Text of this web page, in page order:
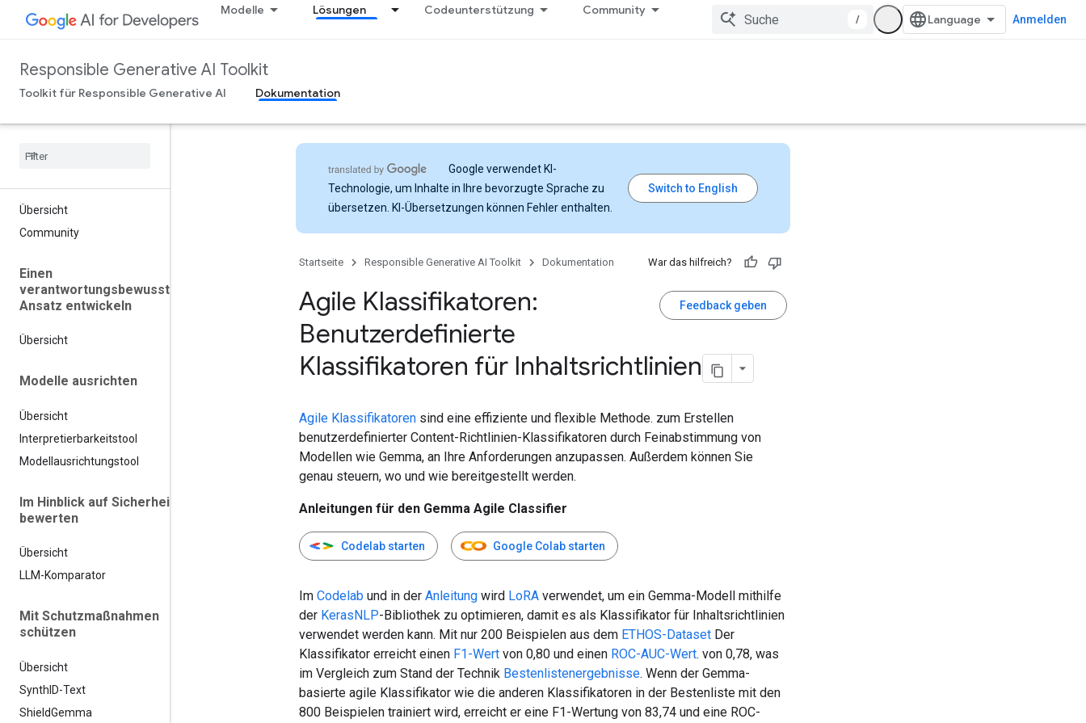
Modelle Lösungen Codeunterstützung Community
/ Anmelden
Responsible Generative AI Toolkit
Toolkit für Responsible Generative AI Dokumentation
Übersicht
Community
Einen
verantwortungsbewussten
Ansatz entwickeln
Übersicht
Modelle ausrichten
Übersicht
Interpretierbarkeitstool
Modellausrichtungstool
Im Hinblick auf Sicherheit
bewerten
Übersicht
LLM-Komparator
Mit Schutzmaßnahmen
schützen
Übersicht
SynthID-Text
ShieldGemma
Google verwendet KI-
Technologie, um Inhalte in Ihre bevorzugte Sprache zu
übersetzen. KI-Übersetzungen können Fehler enthalten.
Startseite Responsible Generative AI Toolkit Dokumentation War das hilfreich?
Feedback geben
Agile Klassifikatoren:
Benutzerdefinierte
Klassifikatoren für Inhaltsrichtlinien
Agile Klassifikatoren sind eine effiziente und flexible Methode. zum Erstellen
benutzerdefinierter Content-Richtlinien-Klassifikatoren durch Feinabstimmung von
Modellen wie Gemma, an Ihre Anforderungen anzupassen. Außerdem können Sie
genau steuern, wo und wie bereitgestellt werden.
Anleitungen für den Gemma Agile Classifier
Codelab starten Google Colab starten
Im Codelab und in der Anleitung wird LoRA verwendet, um ein Gemma-Modell mithilfe
der KerasNLP-Bibliothek zu optimieren, damit es als Klassifikator für Inhaltsrichtlinien
verwendet werden kann. Mit nur 200 Beispielen aus dem ETHOS-Dataset Der
Klassifikator erreicht einen F1-Wert von 0,80 und einen ROC-AUC-Wert. von 0,78, was
im Vergleich zum Stand der Technik Bestenlistenergebnisse. Wenn der Gemma-
basierte agile Klassifikator wie die anderen Klassifikatoren in der Bestenliste mit den
800 Beispielen trainiert wird, erreicht er eine F1-Wertung von 83,74 und eine ROC-